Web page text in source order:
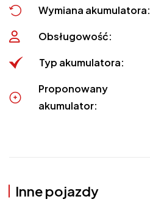
Wymiana akumulatora:
Obsługowość:
Typ akumulatora:
Proponowany
akumulator:
Inne pojazdy